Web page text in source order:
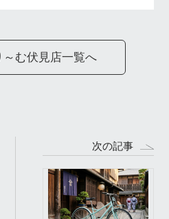
む伏見店一覧へ
次の記事